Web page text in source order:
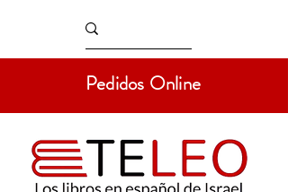
Pedidos Online